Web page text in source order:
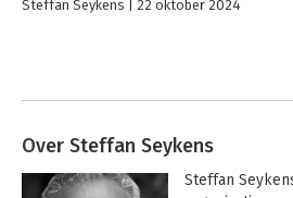
Steffan Seykens 22 oktober 2024
Over Steffan Seykens
Steffan